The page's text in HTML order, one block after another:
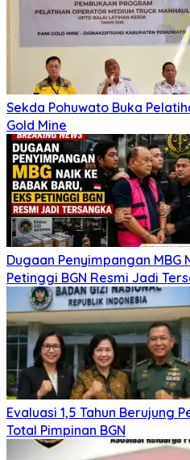
Sekda Pohuwato Buka
Gold Mine
Dugaan Penyimpangan MBG
Petinggi BGN Resmi Jadi
Evaluasi 1,5 Tahun Berujung
Total Pimpinan BGN